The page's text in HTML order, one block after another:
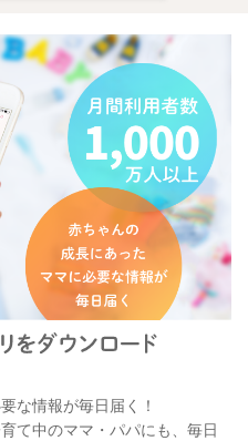
な情報が毎日届く！
て中のママ・パパにも、毎日